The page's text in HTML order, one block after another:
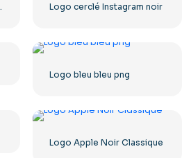
Logo cerclé Instagram noir
Logo bleu bleu png
Logo Apple Noir Classique